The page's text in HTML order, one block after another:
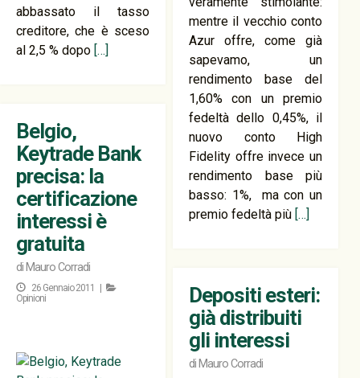
abbassato il tasso
creditore, che è sceso
al 2,5 % dopo […]
mentre il vecchio conto
Azur offre, come già
sapevamo, un
rendimento base del
1,60% con un premio
fedeltà dello 0,45%, il
nuovo conto High
Fidelity offre invece un
rendimento base più
basso: 1%, ma con un
premio fedeltà più […]
Belgio,
Keytrade Bank
precisa: la
certificazione
interessi è
gratuita
di Mauro Corradi
26 Gennaio 2011 |
Opinioni
Depositi esteri:
già distribuiti
gli interessi
di Mauro Corradi